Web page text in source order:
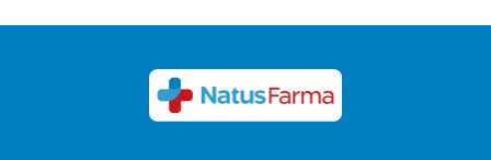
Congue felis aenean mauris sed platea diam. Porta
commodo, imperdiet sit pharetra mattis leo amet.